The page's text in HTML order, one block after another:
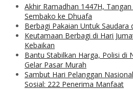
Akhir Ramadhan 1447H,
Sembako ke Dhuafa
Berbagi Pakaian Untuk Saudara
Keutamaan Berbagi di Hari
Kebaikan
Bantu Stabilkan Harga, Polisi di
Gelar Pasar Murah
Sambut Hari Pelanggan
Sosial: 222 Penerima Manfaat